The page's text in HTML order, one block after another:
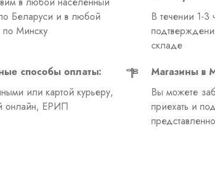
Беларуси и в любой
по Минску
В течении 1-3
складе
способы оплаты:
или картой курьеру,
онлайн, ЕРИП
Магазины в
Вы можете
приехать и